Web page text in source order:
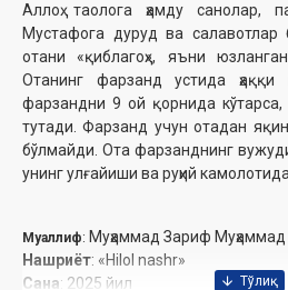
Аллоҳ таолога ҳамду санолар,
Мустафога дуруд ва салавотлар
отани «қиблагоҳ», яъни
Отанинг фарзанд устида
фарзандни 9 ой қорнида
тутади. Фарзанд учун отадан
бўлмайди. Ота фарзанднинг
унинг улғайиши ва руҳий
Муаллиф: Муҳаммад Зариф
Нашриёт: «Hilol nashr»
Сана: 2025 йил